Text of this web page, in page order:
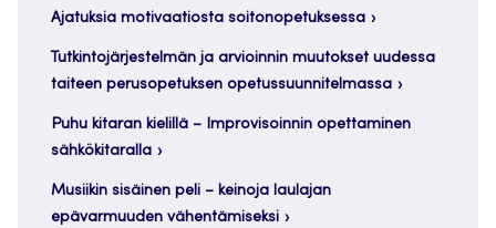
Ajatuksia motivaatiosta soitonopetuksessa
Tutkintojärjestelmän ja arvioinnin muutokset uudessa
taiteen perusopetuksen opetussuunnitelmassa
Puhu kitaran kielillä – Improvisoinnin opettaminen
sähkökitaralla
Musiikin sisäinen peli – keinoja laulajan
epävarmuuden vähentämiseksi